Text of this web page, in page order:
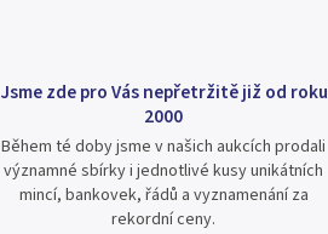
Jsme zde pro Vás nepřetržitě již od roku
2000
Během té doby jsme v našich aukcích prodali
významné sbírky i jednotlivé kusy unikátních
mincí, bankovek, řádů a vyznamenání za
rekordní ceny.